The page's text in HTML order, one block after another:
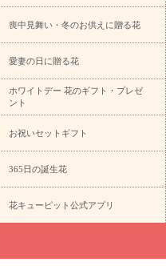
ら探す
アレンジメント
ミディ胡蝶蘭・お供え
産直多肉植物
プリザーブ
み 花とセットギフト
-ハナモア-）
花とみどりの
カラー ピンク
ユリ トルコキキョウ
予
円～ お祝い・
円～ お祝い・10000円～
やみ・3000円～
お供え・お
み・7000円～
お供え・お悔
花カレンダー 開店・開業祝
喪中見舞い・冬のお供えに贈る花
愛妻の日に贈る花
ホワイトデー 花のギフト・プレゼ
ント
お祝いセットギフト
365日の誕生花
花キューピット公式アプリ